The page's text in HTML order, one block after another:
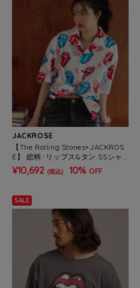
JACKROSE
【The Rolling Stones×JACKROS
E】 総柄･リップス&タン SSシャ
ツ(MENS)
¥10,692 (税込) 10% OFF
SALE